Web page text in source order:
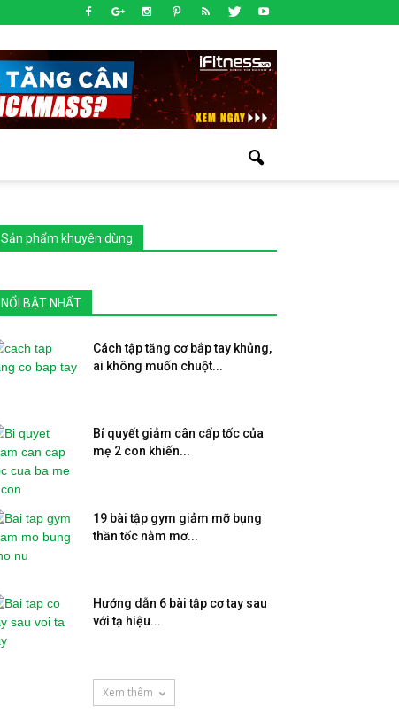
Sản phẩm khuyên dùng
NỔI BẬT NHẤT
Cách tập tăng cơ bắp tay khủng,
ai không muốn chuột...
Bí quyết giảm cân cấp tốc của
mẹ 2 con khiến...
19 bài tập gym giảm mỡ bụng
thần tốc nằm mơ...
Hướng dẫn 6 bài tập cơ tay sau
với tạ hiệu...
Xem thêm